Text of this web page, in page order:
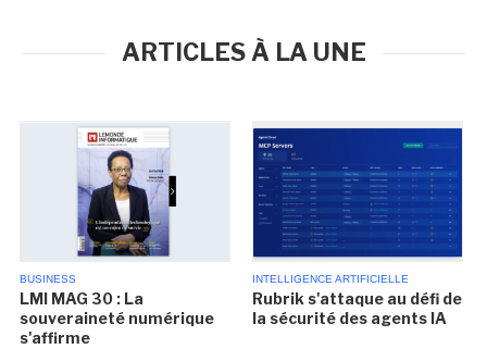
ARTICLES À LA UNE
BUSINESS
LMI MAG 30 : La
souveraineté numérique
s'affirme
INTELLIGENCE ARTIFICIELLE
Rubrik s'attaque au défi de
la sécurité des agents IA